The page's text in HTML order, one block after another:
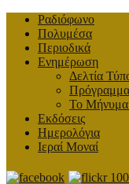
Ραδιόφωνο
Πολυμέσα
Περιοδικά
Ενημέρωση
Δελτία
Το Μήνυμα
Εκδόσεις
Ημερολόγια
Ιεραί Μοναί